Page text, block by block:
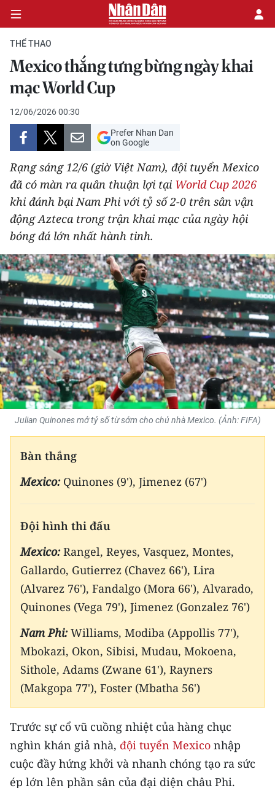
CHÍNH TRỊ
KINH TẾ
VĂN HÓA
XÃ HỘI
PHÁP LUẬT
DU LỊCH
THẾ GIỚI
THỂ THAO
GIÁO DỤC
Y TẾ
KHOA HỌC - CÔNG NGHỆ
MÔI TRƯỜNG
BẠN ĐỌC
KIỂM CHỨNG THÔNG TIN
54 DÂN TỘC VIỆT NAM
CHƯƠNG TRÌNH OCOP - MỖI XÃ
MỘT SẢN PHẨM
RADIO
MEDIA CENTER
E-Magazine
Video
Media Chính trị
Media Kinh tế
Media Văn hóa
THỂ THAO
Mexico thắng tưng bừng ngày khai
mạc World Cup
12/06/2026 00:30
Prefer Nhan Dan
on Google
Rạng sáng 12/6 (giờ Việt Nam), đội tuyển Mexico
đã có màn ra quân thuận lợi tại World Cup 2026
khi đánh bại Nam Phi với tỷ số 2-0 trên sân vận
động Azteca trong trận khai mạc của ngày hội
bóng đá lớn nhất hành tinh.
Julian Quinones mở tỷ số từ sớm cho chủ nhà Mexico. (Ảnh: FIFA)
Bàn thắng
Mexico:Quinones (9'), Jimenez (67')
Đội hình thi đấu
Mexico:Rangel, Reyes, Vasquez, Montes,
Gallardo, Gutierrez (Chavez 66'), Lira
(Alvarez 76'), Fandalgo (Mora 66'), Alvarado,
Quinones (Vega 79'), Jimenez (Gonzalez 76')
Nam Phi:Williams, Modiba (Appollis 77'),
Mbokazi, Okon, Sibisi, Mudau, Mokoena,
Sithole, Adams (Zwane 61'), Rayners
(Makgopa 77'), Foster (Mbatha 56')
Trước sự cổ vũ cuồng nhiệt của hàng chục
nghìn khán giả nhà, đội tuyển Mexico nhập
cuộc đầy hứng khởi và nhanh chóng tạo ra sức
ép lớn lên phần sân của đại diện châu Phi.